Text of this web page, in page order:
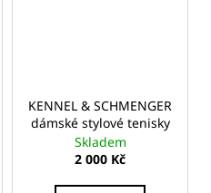
KENNEL & SCHMENGER
dámské stylové tenisky
Skladem
2 000 Kč